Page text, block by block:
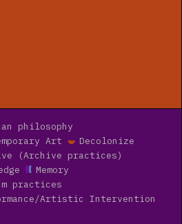
philosophy
Art
Decolonize
(Archive practices)
Memory
practices
Artistic Intervention